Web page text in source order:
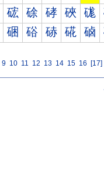
硡 硢 硣 硤 硥
硱 硲 硳 硴 硵
9 10 11 12 13 14 15 16 [17]